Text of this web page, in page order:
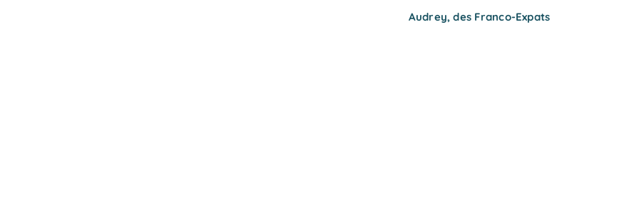
Audrey, des Franco-Expats